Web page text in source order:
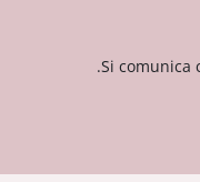
Si comunica